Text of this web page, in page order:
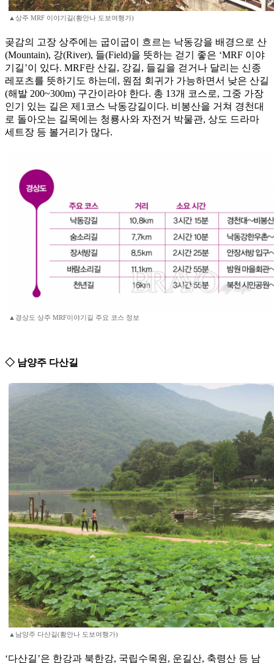
▲상주 MRF 이야기길(황안나 도보여행가)
곶감의 고장 상주에는 굽이굽이 흐르는 낙동강을 배경으로 산
(Mountain), 강(River), 들(Field)을 뜻하는 걷기 좋은 ‘MRF 이야
기길’이 있다. MRF란 산길, 강길, 들길을 걷거나 달리는 신종
레포츠를 뜻하기도 하는데, 원점 회귀가 가능하면서 낮은 산길
(해발 200~300m) 구간이라야 한다. 총 13개 코스로, 그중 가장
인기 있는 길은 제1코스 낙동강길이다. 비봉산을 거쳐 경천대
로 돌아오는 길목에는 청룡사와 자전거 박물관, 상도 드라마
세트장 등 볼거리가 많다.
▲경상도 상주 MRF이야기길 주요 코스 정보
◇ 남양주 다산길
▲남양주 다산길(황안나 도보여행가)
‘다산길’은 한강과 북한강, 국립수목원, 운길산, 축령산 등 남